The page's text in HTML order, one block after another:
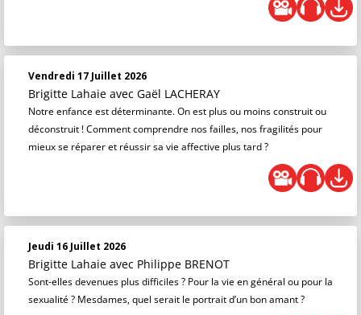
Vendredi 17 Juillet 2026
Brigitte Lahaie avec Gaël LACHERAY
Notre enfance est déterminante. On est plus ou moins construit ou
déconstruit ! Comment comprendre nos failles, nos fragilités pour
mieux se réparer et réussir sa vie affective plus tard ?
Jeudi 16 Juillet 2026
Brigitte Lahaie avec Philippe BRENOT
Sont-elles devenues plus difficiles ? Pour la vie en général ou pour la
sexualité ? Mesdames, quel serait le portrait d’un bon amant ?